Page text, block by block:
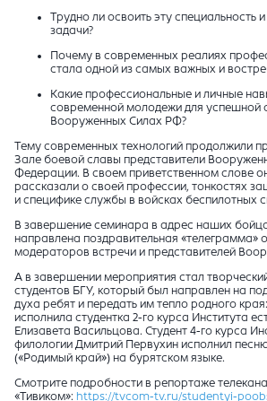
Трудно ли освоить эту специальность
задачи?
Почему в современных реалиях
стала одной из самых важных и
Какие профессиональные и личные
современной молодежи для успешной
Вооруженных Силах РФ?
Тему современных технологий продолжили
Зале боевой славы представители
Федерации. В своем приветственном слове
рассказали о своей профессии, тонкостях
и специфике службы в войсках беспилотных
В завершение семинара в адрес наших
направлена поздравительная «телеграмма»
модераторов встречи и представителей
А в завершении мероприятия стал
студентов БГУ, который был направлен на
духа ребят и передать им тепло родного
исполнила студентка 2-го курса Института
Елизавета Васильцова. Студент 4-го курса
филологии Дмитрий Первухин исполнил
(«Родимый край») на бурятском языке.
Смотрите подробности в репортаже
«Тивиком»: https://tvcom-tv.ru/studentyi-